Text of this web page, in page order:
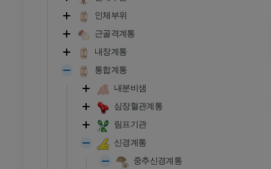
인체부위
근골격계통
내장계통
통합계통
내분비샘
심장혈관계통
림프기관
신경계통
중추신경계통